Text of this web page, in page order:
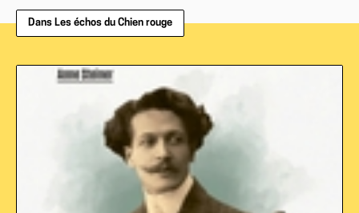
Dans Les échos du Chien rouge